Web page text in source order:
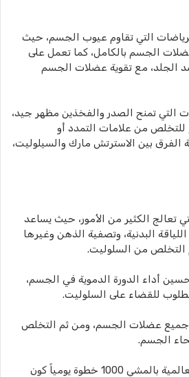
التي تقاوم عيوب الجسم، حيث
الجسم بالكامل، كما تعمل على
الجلد، مع تقوية عضلات الجسم
التي تمنح الصدر والفخذين مظهر جيد،
للتخلص من علامات التمدد أو
بين الاسترتش مارك والسيلوليت،
تعالج الكثير من الأمور، حيث يساعد
البدنية، وتصفية الذهن وغيرها
التخلص من السلوليت.
أداء الدورة الدموية في الجسم،
للقضاء على السلوليت.
عضلات الجسم، ومن ثم التخلص
الجسم.
تنصح منظمات الصحة العالمية بالمشي 1000 خطوة يومياً كون